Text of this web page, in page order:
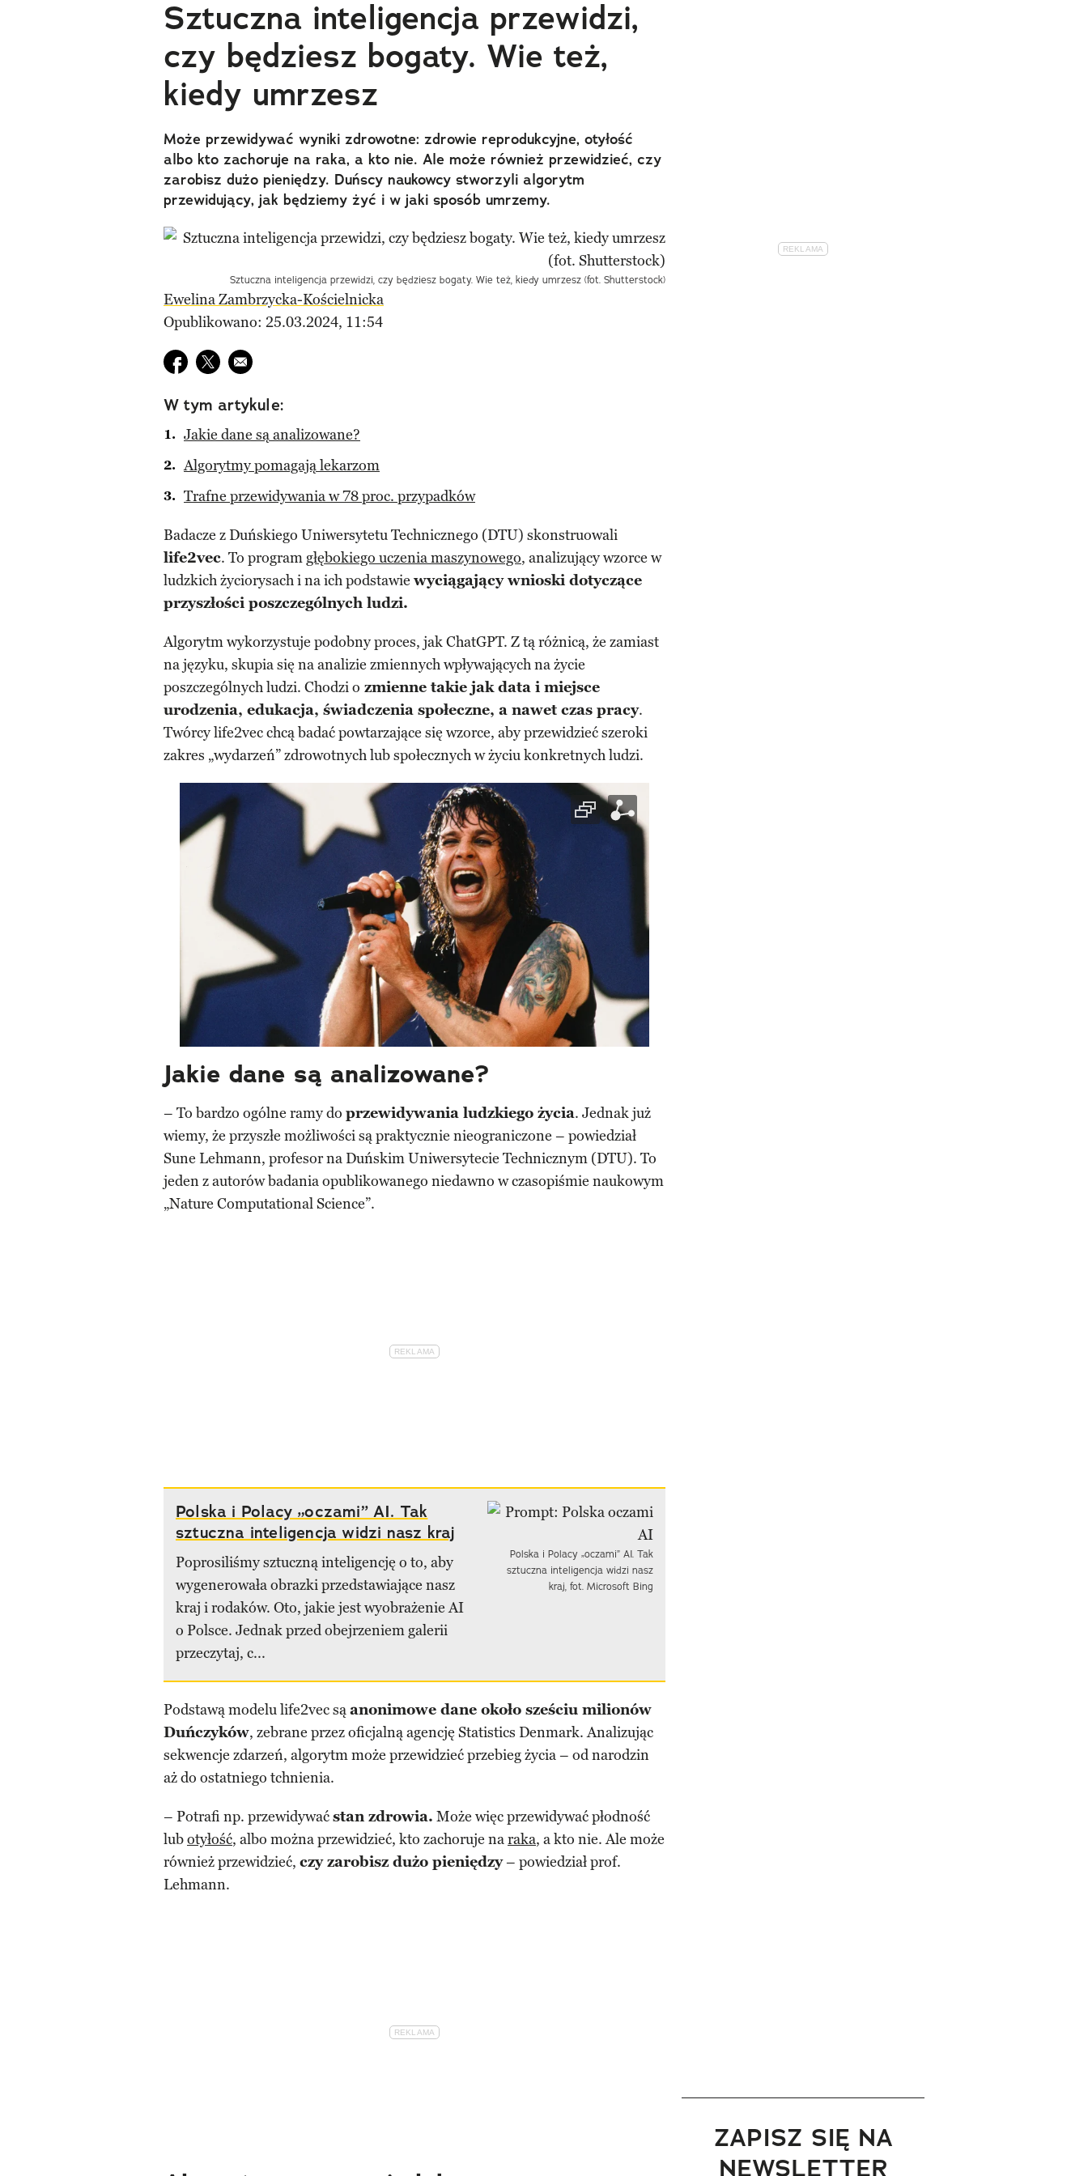
Sztuczna inteligencja przewidzi,
czy będziesz bogaty. Wie też,
kiedy umrzesz
Może przewidywać wyniki zdrowotne: zdrowie reprodukcyjne, otyłość
albo kto zachoruje na raka, a kto nie. Ale może również przewidzieć, czy
zarobisz dużo pieniędzy. Duńscy naukowcy stworzyli algorytm
przewidujący, jak będziemy żyć i w jaki sposób umrzemy.
Sztuczna inteligencja przewidzi, czy będziesz bogaty. Wie też, kiedy umrzesz (fot. Shutterstock)
Ewelina Zambrzycka-Kościelnicka
Opublikowano: 25.03.2024, 11:54
Udostępnij na facebook
Udostępnij na twitter
E-mail do przyjaciela
W tym artykule:
Jakie dane są analizowane?
Algorytmy pomagają lekarzom
Trafne przewidywania w 78 proc. przypadków
Badacze z Duńskiego Uniwersytetu Technicznego (DTU) skonstruowali
life2vec. To program głębokiego uczenia maszynowego, analizujący wzorce w
ludzkich życiorysach i na ich podstawie wyciągający wnioski dotyczące
przyszłości poszczególnych ludzi.
Algorytm wykorzystuje podobny proces, jak ChatGPT. Z tą różnicą, że zamiast
na języku, skupia się na analizie zmiennych wpływających na życie
poszczególnych ludzi. Chodzi o zmienne takie jak data i miejsce
urodzenia, edukacja, świadczenia społeczne, a nawet czas pracy.
Twórcy life2vec chcą badać powtarzające się wzorce, aby przewidzieć szeroki
zakres „wydarzeń” zdrowotnych lub społecznych w życiu konkretnych ludzi.
Jakie dane są analizowane?
– To bardzo ogólne ramy do przewidywania ludzkiego życia. Jednak już
wiemy, że przyszłe możliwości są praktycznie nieograniczone – powiedział
Sune Lehmann, profesor na Duńskim Uniwersytecie Technicznym (DTU). To
jeden z autorów badania opublikowanego niedawno w czasopiśmie naukowym
„Nature Computational Science”.
Polska i Polacy „oczami” AI. Tak
sztuczna inteligencja widzi nasz kraj
Poprosiliśmy sztuczną inteligencję o to, aby
wygenerowała obrazki przedstawiające nasz
kraj i rodaków. Oto, jakie jest wyobrażenie AI
o Polsce. Jednak przed obejrzeniem galerii
przeczytaj, c...
Polska i Polacy „oczami” AI. Tak
sztuczna inteligencja widzi nasz
kraj, fot. Microsoft Bing
Podstawą modelu life2vec sąanonimowe dane około sześciu milionów
Duńczyków, zebrane przez oficjalną agencję Statistics Denmark. Analizując
sekwencje zdarzeń, algorytm może przewidzieć przebieg życia – od narodzin
aż do ostatniego tchnienia.
– Potrafi np. przewidywaćstan zdrowia. Może więc przewidywać płodność
lubotyłość, albo można przewidzieć, kto zachoruje naraka, a kto nie. Ale może
również przewidzieć, czy zarobisz dużo pieniędzy– powiedział prof.
Lehmann.
ZAPISZ SIĘ NA
NEWSLETTER